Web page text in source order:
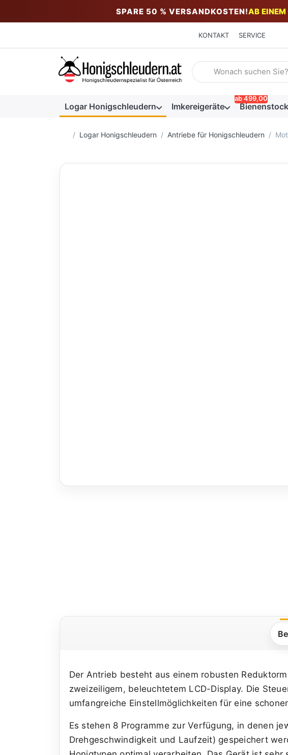
SPARE 50 % VERSANDKOSTEN!AB
KONTAKT SERVICE
Geben Sie einen
Logar Honigschleudern Imkereigeräte
ab 499,00
Startseite
Logar Honigschleudern Antriebe für Honigschleudern
Der Antrieb besteht aus einem robusten
zweizeiligem, beleuchtetem LCD-Display. Die
umfangreiche Einstellmöglichkeiten für eine
Es stehen 8 Programme zur Verfügung, in denen
Drehgeschwindigkeit und Laufzeit) gespeichert